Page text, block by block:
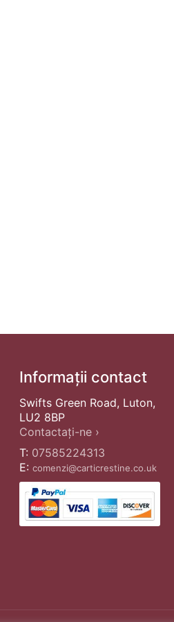
Informații contact
Swifts Green Road, Luton,
LU2 8BP
Contactați-ne ›
T: 07585224313
E: comenzi@carticrestine.co.uk